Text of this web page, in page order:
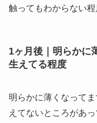
触ってもわからない程
1ヶ月後｜明らかに
生えてる程度
明らかに薄くなって
えてないところがあ